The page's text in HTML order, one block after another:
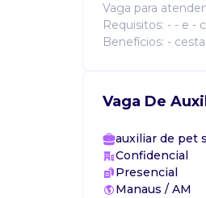
Vaga para
Requisitos: - - e -
Benefícios: -
Vaga De
auxiliar de pet
Confidencial
Presencial
Manaus / AM